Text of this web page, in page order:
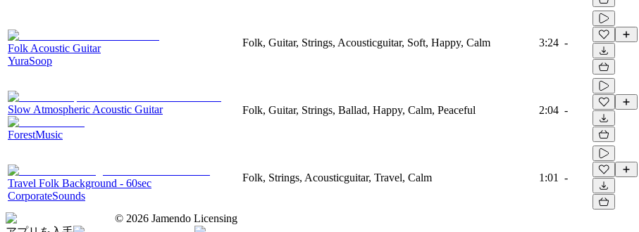
Folk Acoustic Guitar
YuraSoop
Folk, Guitar, Strings, Acousticguitar, Soft, Happy, Calm 3:24 -
Slow Atmospheric Acoustic Guitar
ForestMusic
Folk, Guitar, Strings, Ballad, Happy, Calm, Peaceful 2:04 -
Travel Folk Background - 60sec
CorporateSounds
Folk, Strings, Acousticguitar, Travel, Calm 1:01 -
© 2026 Jamendo Licensing